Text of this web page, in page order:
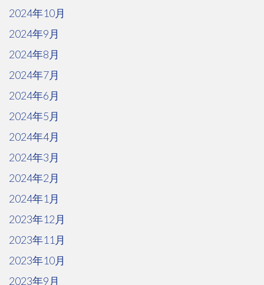
2024年10月
2024年9月
2024年8月
2024年7月
2024年6月
2024年5月
2024年4月
2024年3月
2024年2月
2024年1月
2023年12月
2023年11月
2023年10月
2023年9月